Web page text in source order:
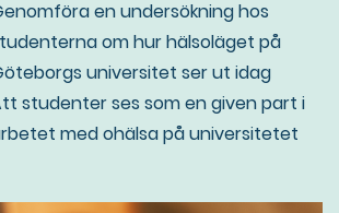
en undersökning hos
om hur hälsoläget på
universitet ser ut idag
studenter ses som en given part i
med ohälsa på universitetet